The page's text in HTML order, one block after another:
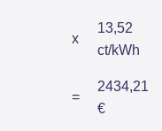
x
13,52
ct/kWh
=
2434,21
€